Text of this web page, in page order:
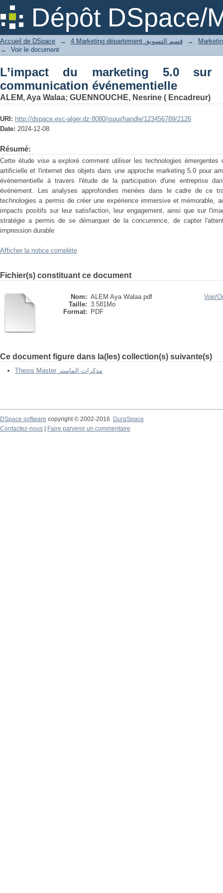
Dépôt DSpace/
L’impact du marketing 5.0 sur
Accueil de DSpace → 4 Marketing département قسم التسويق
→
→
Voir le document
L’impact du marketing 5.0 sur
communication événementielle
ALEM, Aya Walaa; GUENNOUCHE, Nesrine ( Encadreur)
URI: http://dspace.esc-alger.dz:8080/jspui/handle/123456789/2126
Date: 2024-12-08
Résumé:
Cette étude vise a exploré comment utiliser les technologies émergentes
artificielle et l'internet des objets dans une approche marketing 5.0 pour
événementielle à travers l'étude de la participation d'une entreprise
événement. Les analyses approfondies menées dans le cadre de ce
technologies a permis de créer une expérience immersive et mémorable,
impacts positifs sur leur satisfaction, leur engagement, ainsi que sur
stratégie a permis de se démarquer de la concurrence, de capter
impression durable
Afficher la notice complète
Fichier(s) constituant ce document
Nom: ALEM Aya Walaa.pdf
Taille: 3.581Mo
Format:
PDF
Voir/
Ce document figure dans la(les) collection(s) suivante(s)
Thesis Master مذكرات الماستر
DSpace software copyright © 2002-2016
DuraSpace
Contactez-nous
Faire parvenir un commentaire